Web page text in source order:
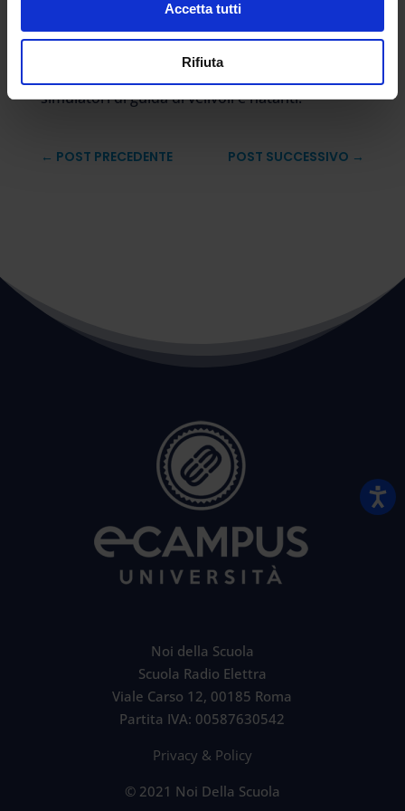
Accetta tutti
Rifiuta
l’acquisto dell’attrezzatura per la realizzazione
di ambienti virtuali che riproducano le
condizioni e le caratteristiche tipiche delle
simulatori di guida di velivoli e natanti.
← POST PRECEDENTE POST SUCCESSIVO →
Noi della Scuola
Scuola Radio Elettra
Viale Carso 12, 00185 Roma
Partita IVA: 00587630542
Privacy & Policy
© 2021 Noi Della Scuola